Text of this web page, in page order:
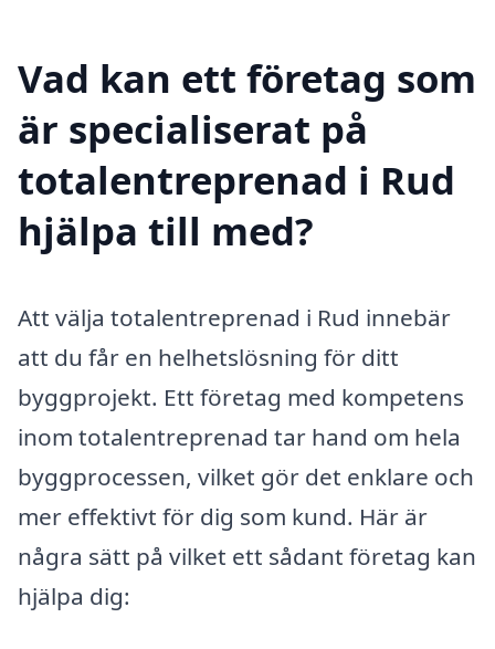
Vad kan ett företag som
är specialiserat på
totalentreprenad i Rud
hjälpa till med?
Att välja totalentreprenad i Rud innebär
att du får en helhetslösning för ditt
byggprojekt. Ett företag med kompetens
inom totalentreprenad tar hand om hela
byggprocessen, vilket gör det enklare och
mer effektivt för dig som kund. Här är
några sätt på vilket ett sådant företag kan
hjälpa dig: